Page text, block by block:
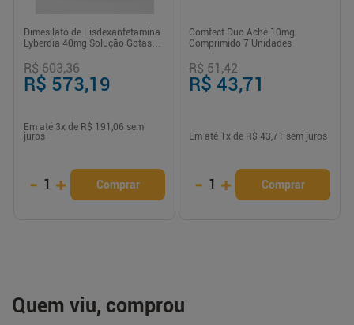
Dimesilato de Lisdexanfetamina
Lyberdia 40mg Solução Gotas
R$ 603,36
R$ 573,19
Em até 3x de R$ 191,06 sem
juros
- 1 + Comprar
Comfect Duo Aché 10mg
Comprimido 7 Unidades
R$ 51,42
R$ 43,71
Em até 1 x de R$ 43,71 sem juros
- 1 + Comprar
Quem viu, comprou